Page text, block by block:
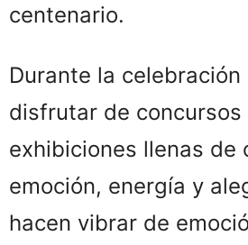
centenario.
Durante la celebración
disfrutar de concursos
exhibiciones llenas de
emoción, energía y
hacen vibrar de